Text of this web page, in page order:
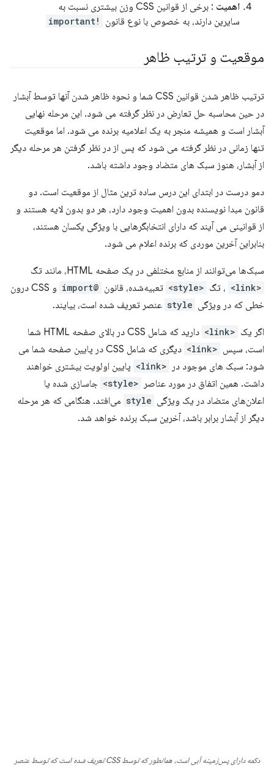
اهمیت
: برخی از قوانین CSS وزن بیشتری نسبت به
سایرین دارند، به خصوص با نوع قانون
!important
موقعیت و ترتیب ظاهر
ترتیب ظاهر شدن قوانین CSS شما و نحوه ظاهر شدن آنها توسط آبشار
در حین محاسبه حل تعارض در نظر گرفته می شود. این مرحله نهایی
آبشار است و همیشه منجر به یک اعلامیه برنده می شود. اما موقعیت
تنها زمانی در نظر گرفته می شود که پس از در نظر گرفتن هر مرحله دیگر
از آبشار، هنوز سبک های متضاد وجود داشته باشد.
دمو درست در ابتدای این درس ساده ترین مثال از موقعیت است. دو
قانون مبدا نویسنده بدون اهمیت وجود دارد، هر دو بدون لایه هستند و
از قوانینی می آیند که دارای انتخابگرهایی با ویژگی یکسان هستند،
بنابراین آخرین موردی که برنده اعلام می شود.
سبک‌ها می‌توانند از منابع مختلفی در یک صفحه HTML، مانند تگ
<link> ، تگ <style> تعبیه‌شده، قانون @import
و CSS درون
خطی که در ویژگی style عنصر تعریف شده است، بیایند.
اگر یک <link>
دارید که شامل CSS در بالای صفحه HTML شما
است، سپس <link>
دیگری که شامل CSS در پایین صفحه شما می
شود: سبک های موجود در
<link>
پایین اولویت بیشتری خواهند
داشت. همین اتفاق در مورد عناصر
<style>
جاسازی شده یا
اعلان‌های متضاد در یک ویژگی style می‌افتد. هنگامی که هر مرحله
دیگر از آبشار برابر باشد، آخرین سبک برنده خواهد شد.
دکمه دارای پس‌زمینه آبی است، همانطور که توسط CSS تعریف شده است که توسط عنصر